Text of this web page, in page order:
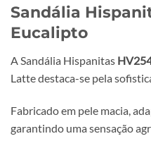
Sandália
Eucalipto
A Sandália Hispanitas
Latte destaca-se pela
Fabricado em pele macia,
garantindo uma sensação